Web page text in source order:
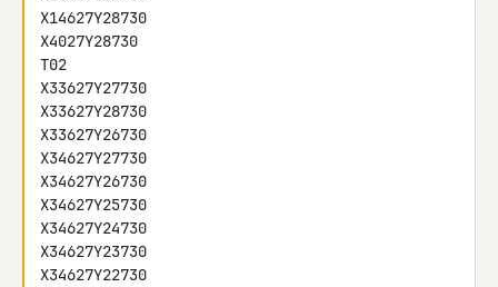
X14627Y28730
X4027Y28730
T02
X33627Y27730
X33627Y28730
X33627Y26730
X34627Y27730
X34627Y26730
X34627Y25730
X34627Y24730
X34627Y23730
X34627Y22730